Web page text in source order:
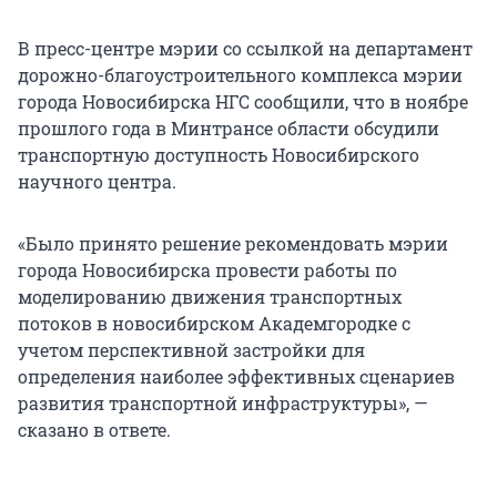
В пресс-центре мэрии со ссылкой на департамент
дорожно-благоустроительного комплекса мэрии
города Новосибирска НГС сообщили, что в ноябре
прошлого года в Минтрансе области обсудили
транспортную доступность Новосибирского
научного центра.
«Было принято решение рекомендовать мэрии
города Новосибирска провести работы по
моделированию движения транспортных
потоков в новосибирском Академгородке с
учетом перспективной застройки для
определения наиболее эффективных сценариев
развития транспортной инфраструктуры», —
сказано в ответе.